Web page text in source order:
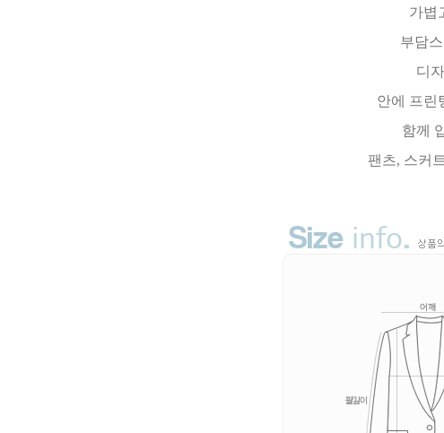
가볍
부담
디
안에 프린
함께
팬츠, 스커